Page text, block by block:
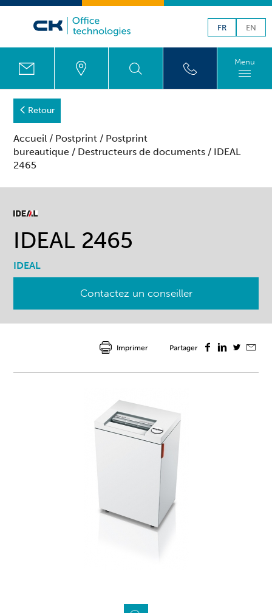
FR EN
Menu
Retour
Accueil / Postprint / Postprint
bureautique / Destructeurs de documents / IDEAL
2465
IDEAL 2465
IDEAL
Contactez un conseiller
Partager
Imprimer